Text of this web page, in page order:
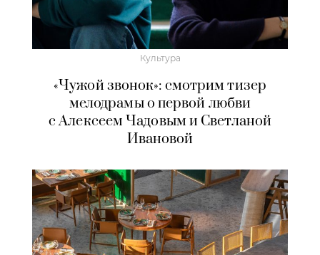
Культура
«Чужой звонок»: смотрим тизер
мелодрамы о первой любви
с Алексеем Чадовым и Светланой
Ивановой